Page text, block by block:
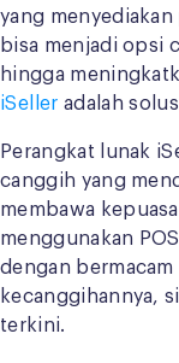
yang
bisa menjadi opsi
hingga
iSeller adalah
Perangkat lunak
canggih yang
membawa
menggunakan
dengan
kecanggihannya,
terkini.